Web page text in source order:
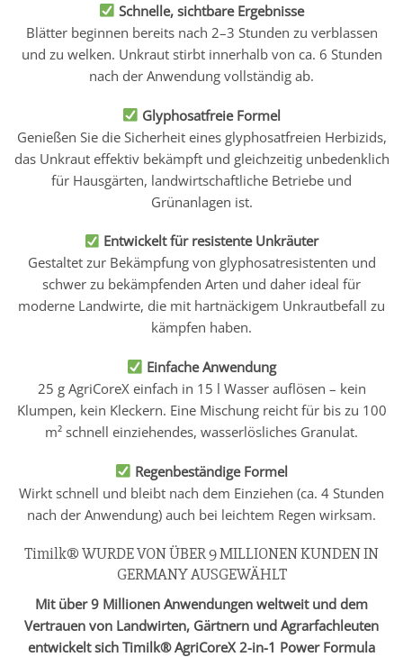
Schnelle, sichtbare Ergebnisse
Blätter beginnen bereits nach 2–3 Stunden zu verblassen
und zu welken. Unkraut stirbt innerhalb von ca. 6 Stunden
nach der Anwendung vollständig ab.
Glyphosatfreie Formel
Genießen Sie die Sicherheit eines glyphosatfreien Herbizids,
das Unkraut effektiv bekämpft und gleichzeitig unbedenklich
für Hausgärten, landwirtschaftliche Betriebe und
Grünanlagen ist.
Entwickelt für resistente Unkräuter
Gestaltet zur Bekämpfung von glyphosatresistenten und
schwer zu bekämpfenden Arten und daher ideal für
moderne Landwirte, die mit hartnäckigem Unkrautbefall zu
kämpfen haben.
Einfache Anwendung
25 g AgriCoreX einfach in 15 l Wasser auflösen – kein
Klumpen, kein Kleckern. Eine Mischung reicht für bis zu 100
m² schnell einziehendes, wasserlösliches Granulat.
Regenbeständige Formel
Wirkt schnell und bleibt nach dem Einziehen (ca. 4 Stunden
nach der Anwendung) auch bei leichtem Regen wirksam.
Timilk® WURDE VON ÜBER 9 MILLIONEN KUNDEN IN
GERMANY AUSGEWÄHLT
Mit über 9 Millionen Anwendungen weltweit und dem
Vertrauen von Landwirten, Gärtnern und Agrarfachleuten
entwickelt sich Timilk® AgriCoreX 2-in-1 Power Formula